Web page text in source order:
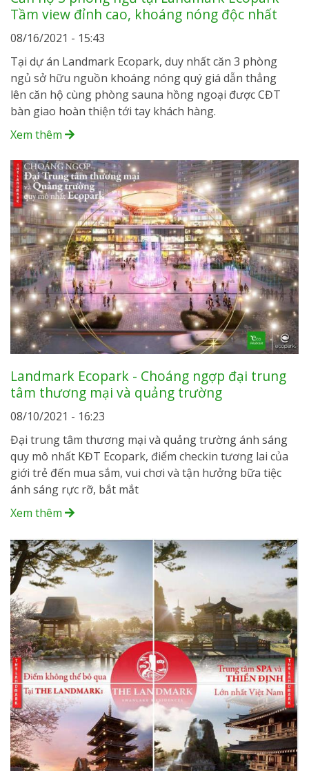
Tầm view đỉnh cao, khoáng nóng độc nhất
08/16/2021 - 15:43
Tại dự án Landmark Ecopark, duy nhất căn 3 phòng
ngủ sở hữu nguồn khoáng nóng quý giá dẫn thẳng
lên căn hộ cùng phòng sauna hồng ngoại được CĐT
bàn giao hoàn thiện tới tay khách hàng.
Xem thêm
Landmark Ecopark - Choáng ngợp đại trung
tâm thương mại và quảng trường
08/10/2021 - 16:23
Đại trung tâm thương mại và quảng trường ánh sáng
quy mô nhất KĐT Ecopark, điểm checkin tương lai của
giới trẻ đến mua sắm, vui chơi và tận hưởng bữa tiệc
ánh sáng rực rỡ, bắt mắt
Xem thêm